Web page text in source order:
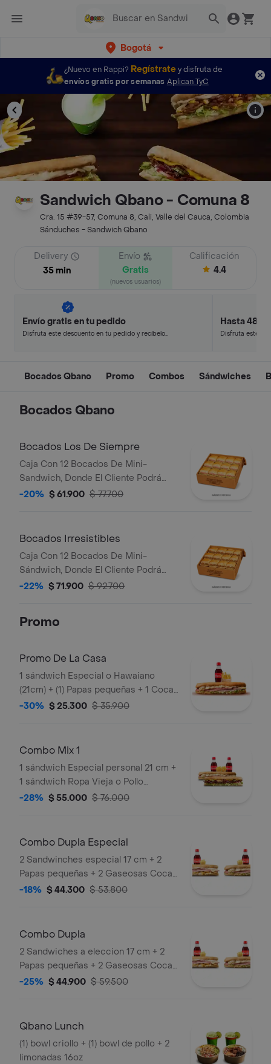
Bogotá
¿Nuevo en Rappi? Regístratey disfruta de
envíos gratis por semanas Aplican TyC
Sandwich Qbano - Comuna 8
Cra. 15 #39-57, Comuna 8, Cali, Valle del Cauca, Colombia
Sánduches - Sandwich Qbano
Delivery
35 min
Envío
Gratis
(nuevos usuarios)
Calificación
4.4
Envío gratis en tu pedido
Disfruta este descuento en tu pedido y recíbelo
Hasta 48%
Disfruta este
Bocados Qbano Promo Combos Sándwiches
Bocados Qbano
Bocados Los De Siempre
Caja Con 12 Bocados De Mini-
Sandwich, Donde El Cliente Podrá
Escoger 3 Sabores Entre Cualquiera
BBQ).
-20% $ 61.900 $ 77.700
Bocados Irresistibles
Caja Con 12 Bocados De Mini-
Sándwich, Donde El Cliente Podrá
Escoger 3 Sabores Entre Cualquiera
-22% $ 71.900 $ 92.700
Promo
Promo De La Casa
1 sándwich Especial o Hawaiano
(21cm) + (1) Papas pequeñas + 1 Coca
Cola 250ml
-30% $ 25.300 $ 35.900
Combo Mix 1
1 sándwich Especial personal 21 cm +
1 sándwich Ropa Vieja o Pollo
personal 21 cm+ 2 limonadas de 16 oz
-28% $ 55.000 $ 76.000
Combo Dupla Especial
2 Sandwinches especial 17 cm + 2
Papas pequeñas + 2 Gaseosas Coca
Cola 400ml.
-18% $ 44.300 $ 53.800
Combo Dupla
2 Sandwiches a eleccion 17 cm + 2
Papas pequeñas + 2 Gaseosas Coca
Cola 400ml.
-25% $ 44.900 $ 59.500
Qbano Lunch
(1) bowl criollo + (1) bowl de pollo + 2
limonadas 16oz